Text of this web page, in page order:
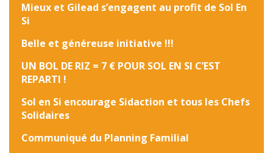
Mieux et Gilead s’engagent au profit de Sol En
Si
Belle et généreuse initiative !!!
UN BOL DE RIZ = 7 € POUR SOL EN SI C’EST
REPARTI !
Sol en Si encourage Sidaction et tous les Chefs
Solidaires
Communiqué du Planning Familial